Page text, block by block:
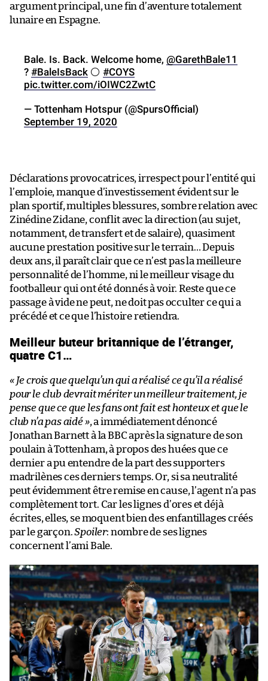
argument principal, une fin d’aventure totalement
lunaire en Espagne.
Bale. Is. Back. Welcome home, @GarethBale11
? #BaleIsBack ⚪️ #COYS
pic.twitter.com/iOIWC2ZwtC
— Tottenham Hotspur (@SpursOfficial)
September 19, 2020
Déclarations provocatrices, irrespect pour l’entité qui
l’emploie, manque d’investissement évident sur le
plan sportif, multiples blessures, sombre relation avec
Zinédine Zidane, conflit avec la direction (au sujet,
notamment, de transfert et de salaire), quasiment
aucune prestation positive sur le terrain… Depuis
deux ans, il paraît clair que ce n’est pas la meilleure
personnalité de l’homme, ni le meilleur visage du
footballeur qui ont été donnés à voir. Reste que ce
passage à vide ne peut, ne doit pas occulter ce qui a
précédé et ce que l’histoire retiendra.
Meilleur buteur britannique de l’étranger,
quatre C1…
« Je crois que quelqu’un qui a réalisé ce qu’il a réalisé
pour le club devrait mériter un meilleur traitement, je
pense que ce que les fans ont fait est honteux et que le
club n’a pas aidé », a immédiatement dénoncé
Jonathan Barnett à la BBC après la signature de son
poulain à Tottenham, à propos des huées que ce
dernier a pu entendre de la part des supporters
madrilènes ces derniers temps. Or, si sa neutralité
peut évidemment être remise en cause, l’agent n’a pas
complètement tort. Car les lignes d’ores et déjà
écrites, elles, se moquent bien des enfantillages créés
par le garçon.Spoiler: nombre de ses lignes
concernent l’ami Bale.